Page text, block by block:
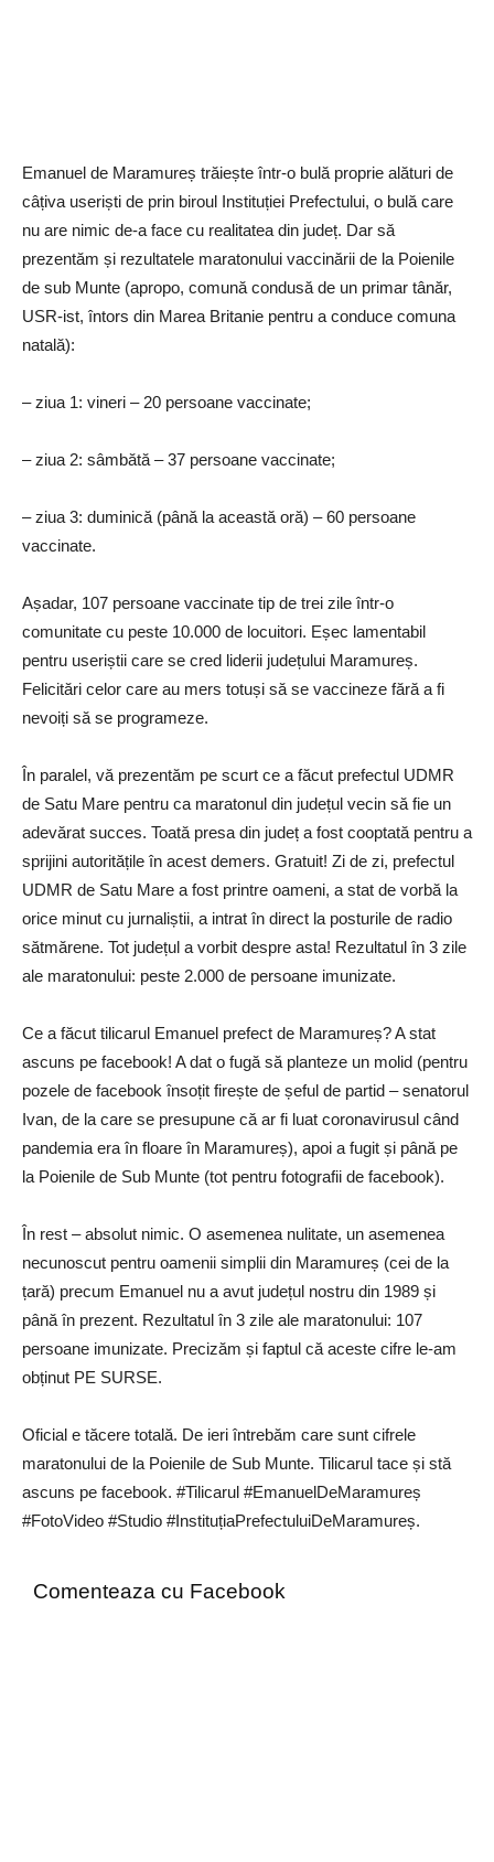
Emanuel de Maramureș trăiește într-o bulă proprie alături de
câțiva useriști de prin biroul Instituției Prefectului, o bulă care
nu are nimic de-a face cu realitatea din județ. Dar să
prezentăm și rezultatele maratonului vaccinării de la Poienile
de sub Munte (apropo, comună condusă de un primar tânăr,
USR-ist, întors din Marea Britanie pentru a conduce comuna
natală):
– ziua 1: vineri – 20 persoane vaccinate;
– ziua 2: sâmbătă – 37 persoane vaccinate;
– ziua 3: duminică (până la această oră) – 60 persoane
vaccinate.
Așadar, 107 persoane vaccinate tip de trei zile într-o
comunitate cu peste 10.000 de locuitori. Eșec lamentabil
pentru useriștii care se cred liderii județului Maramureș.
Felicitări celor care au mers totuși să se vaccineze fără a fi
nevoiți să se programeze.
În paralel, vă prezentăm pe scurt ce a făcut prefectul UDMR
de Satu Mare pentru ca maratonul din județul vecin să fie un
adevărat succes. Toată presa din județ a fost cooptată pentru a
sprijini autoritățile în acest demers. Gratuit! Zi de zi, prefectul
UDMR de Satu Mare a fost printre oameni, a stat de vorbă la
orice minut cu jurnaliștii, a intrat în direct la posturile de radio
sătmărene. Tot județul a vorbit despre asta! Rezultatul în 3 zile
ale maratonului: peste 2.000 de persoane imunizate.
Ce a făcut tilicarul Emanuel prefect de Maramureș? A stat
ascuns pe facebook! A dat o fugă să planteze un molid (pentru
pozele de facebook însoțit firește de șeful de partid – senatorul
Ivan, de la care se presupune că ar fi luat coronavirusul când
pandemia era în floare în Maramureș), apoi a fugit și până pe
la Poienile de Sub Munte (tot pentru fotografii de facebook).
În rest – absolut nimic. O asemenea nulitate, un asemenea
necunoscut pentru oamenii simplii din Maramureș (cei de la
țară) precum Emanuel nu a avut județul nostru din 1989 și
până în prezent. Rezultatul în 3 zile ale maratonului: 107
persoane imunizate. Precizăm și faptul că aceste cifre le-am
obținut PE SURSE.
Oficial e tăcere totală. De ieri întrebăm care sunt cifrele
maratonului de la Poienile de Sub Munte. Tilicarul tace și stă
ascuns pe facebook. #Tilicarul #EmanuelDeMaramureș
#FotoVideo #Studio #InstituțiaPrefectuluiDeMaramureș.
Comenteaza cu Facebook